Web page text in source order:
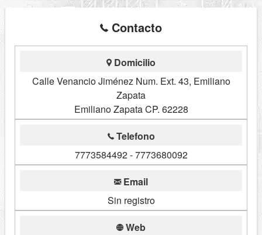
Contacto
Domicilio
Calle Venancio Jiménez Num. Ext. 43, Emiliano
Zapata
Emiliano Zapata CP. 62228
Telefono
7773584492 - 7773680092
Email
Sin registro
Web